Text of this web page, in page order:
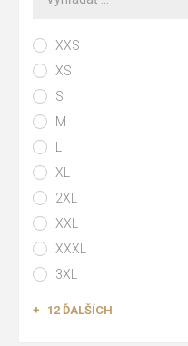
XXS
XS
S
M
XL
2XL
XXL
XXXL
3XL
12 ĎALŠÍCH